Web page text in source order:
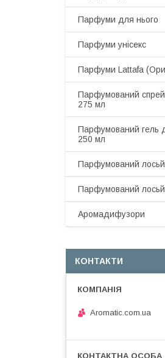
Парфуми для нього
Парфуми унісекс
Парфуми Lattafa
Парфумований
275 мл
Парфумований гель
250 мл
Парфумований
Парфумований
Аромадифузори
КОНТАКТИ
Aromatic.com.ua